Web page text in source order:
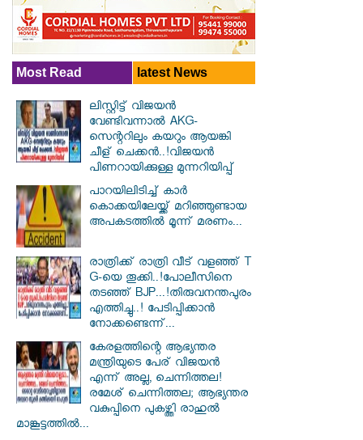
Most Read latest News
ലിസ്റ്റിട്ട് വിജയൻ
വേണ്ടിവന്നാൽ AKG-
സെന്ററിലും കയറും ആയങ്കി
ചീള് ചെക്കൻ..!വിജയൻ
പിണറായിക്കുള്ള മുന്നറിയിപ്പ്
പാറയിലിടിച്ച് കാർ
കൊക്കയിലേയ്ക്ക് മറിഞ്ഞുണ്ടായ
അപക‌ടത്തിൽ മൂന്ന് മരണം...
രാത്രിക്ക് രാത്രി വീട് വളഞ്ഞ് T
G-യെ തൂക്കി..!പോലീസിനെ
തടഞ്ഞ് BJP...!തിരുവനന്തപുരം
എത്തിച്ചു..! പേടിപ്പിക്കാൻ
നോക്കണ്ടെന്ന്...
കേരളത്തിന്റെ ആഭ്യന്തര
മന്ത്രിയുടെ പേര് വിജയൻ
എന്ന് അല്ല, ചെന്നിത്തല!
രമേശ് ചെന്നിത്തല; ആഭ്യന്തര
വകുപ്പിനെ പുകഴ്ത്തി രാഹുൽ
മാങ്കൂട്ടത്തിൽ...